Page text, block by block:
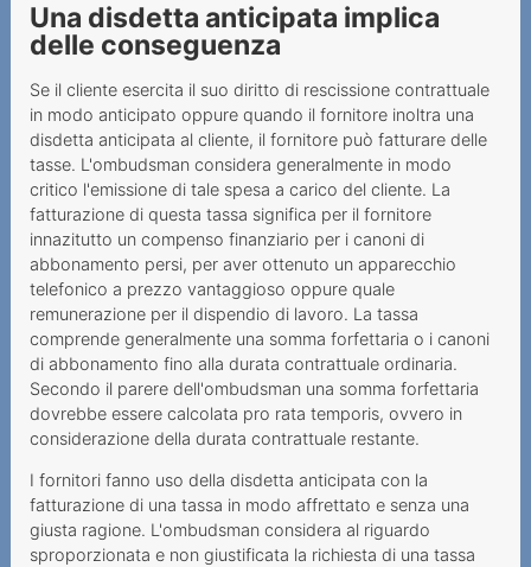
Una disdetta anticipata implica
delle conseguenza
Se il cliente esercita il suo diritto di rescissione contrattuale
in modo anticipato oppure quando il fornitore inoltra una
disdetta anticipata al cliente, il fornitore può fatturare delle
tasse. L'ombudsman considera generalmente in modo
critico l'emissione di tale spesa a carico del cliente. La
fatturazione di questa tassa significa per il fornitore
innazitutto un compenso finanziario per i canoni di
abbonamento persi, per aver ottenuto un apparecchio
telefonico a prezzo vantaggioso oppure quale
remunerazione per il dispendio di lavoro. La tassa
comprende generalmente una somma forfettaria o i canoni
di abbonamento fino alla durata contrattuale ordinaria.
Secondo il parere dell'ombudsman una somma forfettaria
dovrebbe essere calcolata pro rata temporis, ovvero in
considerazione della durata contrattuale restante.
I fornitori fanno uso della disdetta anticipata con la
fatturazione di una tassa in modo affrettato e senza una
giusta ragione. L'ombudsman considera al riguardo
sproporzionata e non giustificata la richiesta di una tassa